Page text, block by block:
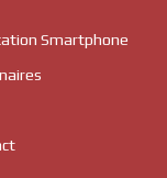
Smartphone